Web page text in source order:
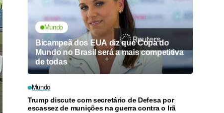
Mundo
Bicampeã dos EUA diz que Copa do
Mundo no Brasil será a mais competitiva
de todas
Mundo
Trump discute com secretário de Defesa por
escassez de munições na guerra contra o Irã